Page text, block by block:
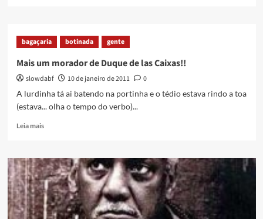
terrestres
em
bagaçaria botinada gente
Mais um morador de Duque de las Caixas!!
slowdabf 10 de janeiro de 2011
0
A lurdinha tá ai batendo na portinha e o tédio estava rindo a toa
(estava... olha o tempo do verbo)...
Leia maisRead
Mais
um
morador
de
Duque
de